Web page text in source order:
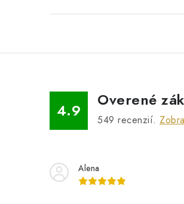
4.9
Overené
549 recenzií.
Alena